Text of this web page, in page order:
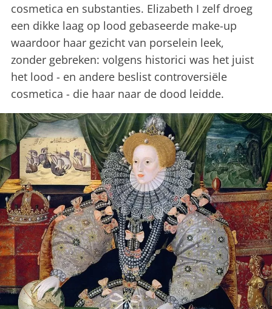
cosmetica en substanties. Elizabeth I zelf droeg
een dikke laag op lood gebaseerde make-up
waardoor haar gezicht van porselein leek,
zonder gebreken: volgens historici was het juist
het lood - en andere beslist controversiële
cosmetica - die haar naar de dood leidde.